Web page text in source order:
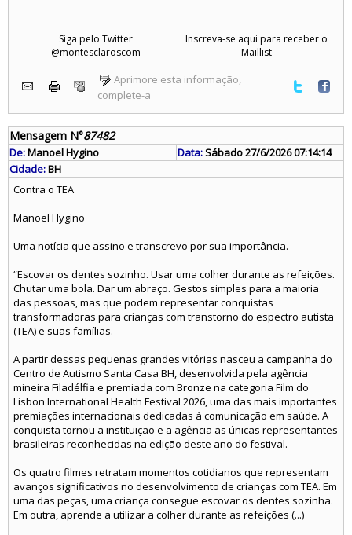
Siga pelo Twitter
@montesclaroscom
Inscreva-se aqui para receber o
Maillist
Aprimore esta informação,
complete-a
Mensagem N°87482
De:Manoel Hygino Data:Sábado 27/6/2026 07:14:14
Cidade:BH
Contra o TEA
Manoel Hygino
Uma notícia que assino e transcrevo por sua importância.
“Escovar os dentes sozinho. Usar uma colher durante as refeições.
Chutar uma bola. Dar um abraço. Gestos simples para a maioria
das pessoas, mas que podem representar conquistas
transformadoras para crianças com transtorno do espectro autista
(TEA) e suas famílias.
A partir dessas pequenas grandes vitórias nasceu a campanha do
Centro de Autismo Santa Casa BH, desenvolvida pela agência
mineira Filadélfia e premiada com Bronze na categoria Film do
Lisbon International Health Festival 2026, uma das mais importantes
premiações internacionais dedicadas à comunicação em saúde. A
conquista tornou a instituição e a agência as únicas representantes
brasileiras reconhecidas na edição deste ano do festival.
Os quatro filmes retratam momentos cotidianos que representam
avanços significativos no desenvolvimento de crianças com TEA. Em
uma das peças, uma criança consegue escovar os dentes sozinha.
Em outra, aprende a utilizar a colher durante as refeições (...)